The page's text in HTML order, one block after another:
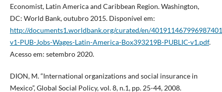
Economist, Latin America and Caribbean Region. Washington,
DC: World Bank, outubro 2015. Disponível em:
http://documents1.worldbank.org/curated/en/
v1-PUB-Jobs-Wages-Latin-America-Box393219B-PUBLIC-v1.pdf.
Acesso em: setembro 2020.
DION, M. “International organizations and social insurance in
Mexico”, Global Social Policy, vol. 8, n.1, pp. 25-44, 2008.